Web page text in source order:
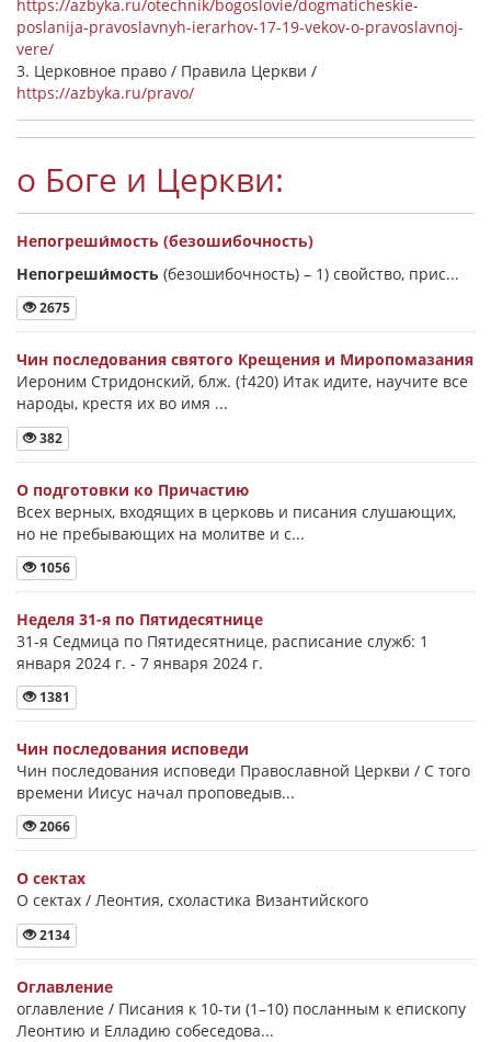
https://azbyka.ru/otechnik/bogoslovie/dogmaticheskie-
poslanija-pravoslavnyh-ierarhov-17-19-vekov-o-pravoslavnoj-
vere/
3. Церковное право / Правила Церкви /
https://azbyka.ru/pravo/
о Боге и Церкви:
Непогреши́мость (безошибочность)
Непогреши́мость (безошибочность) – 1) свойство, прис...
2675
Чин последования святого Крещения и Миропомазания
Иероним Стридонский, блж. (†420) Итак идите, научите все
народы, крестя их во имя ...
382
О подготовки ко Причастию
Всех верных, входящих в церковь и писания слушающих,
но не пребывающих на молитве и с...
1056
Неделя 31-я по Пятидесятнице
31-я Седмица по Пятидесятнице, расписание служб: 1
января 2024 г. - 7 января 2024 г.
1381
Чин последования исповеди
Чин последования исповеди Православной Церкви / С того
времени Иисус начал проповедыв...
2066
О сектах
О сектах / Леонтия, схоластика Византийского
2134
Оглавление
оглавление / Писания к 10-ти (1–10) посланным к епископу
Леонтию и Елладию собеседова...